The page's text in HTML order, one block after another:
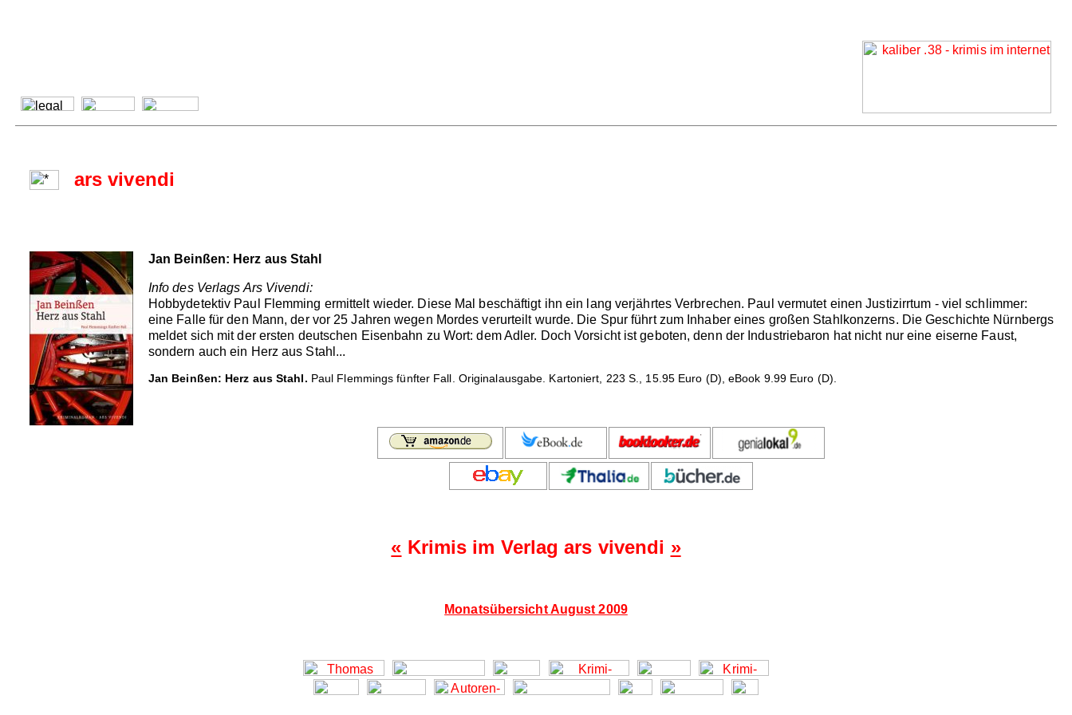
ars vivendi
Jan Beinßen: Herz aus Stahl
Info des Verlags Ars Vivendi:
Hobbydetektiv Paul Flemming ermittelt wieder. Diese Mal beschäftigt ihn ein lang verjährtes Verbrechen. Paul vermutet einen Justizirrtum - viel schlimmer:
eine Falle für den Mann, der vor 25 Jahren wegen Mordes verurteilt wurde. Die Spur führt zum Inhaber eines großen Stahlkonzerns. Die Geschichte Nürnbergs
meldet sich mit der ersten deutschen Eisenbahn zu Wort: dem Adler. Doch Vorsicht ist geboten, denn der Industriebaron hat nicht nur eine eiserne Faust,
sondern auch ein Herz aus Stahl...
Jan Beinßen: Herz aus Stahl. Paul Flemmings fünfter Fall. Originalausgabe. Kartoniert, 223 S., 15.95 Euro (D), eBook 9.99 Euro (D).
« Krimis im Verlag ars vivendi »
Monatsübersicht August 2009